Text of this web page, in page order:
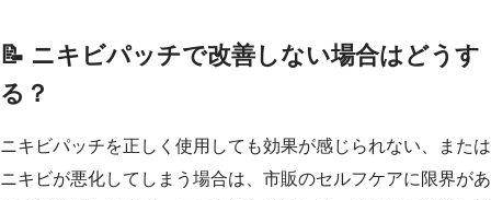
📝 ニキビパッチで改善しない場合はどうす
る？
ニキビパッチを正しく使用しても効果が感じられない、または
ニキビが悪化してしまう場合は、市販のセルフケアに限界があ